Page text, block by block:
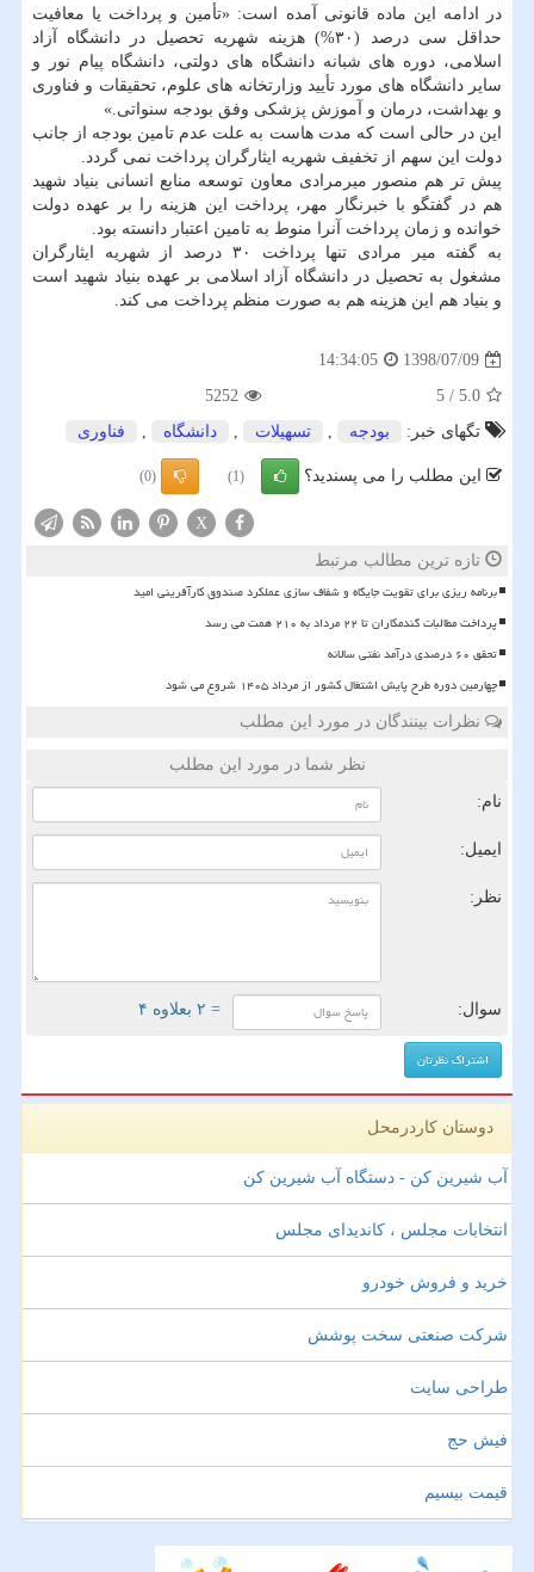
در ادامه این ماده قانونی آمده است: «تأمین و پرداخت یا معافیت
حداقل سی درصد (۳۰%) هزینه شهریه تحصیل در دانشگاه آزاد
اسلامی، دوره های شبانه دانشگاه های دولتی، دانشگاه پیام نور و
سایر دانشگاه های مورد تأیید وزارتخانه های علوم، تحقیقات و فناوری
و بهداشت، درمان و آموزش پزشكی وفق بودجه سنواتی.»
این در حالی است كه مدت هاست به علت عدم تامین بودجه از جانب
دولت این سهم از تخفیف شهریه ایثارگران پرداخت نمی گردد.
پیش تر هم منصور میرمرادی معاون توسعه منابع انسانی بنیاد شهید
هم در گفتگو با خبرنگار مهر، پرداخت این هزینه را بر عهده دولت
خوانده و زمان پرداخت آنرا منوط به تامین اعتبار دانسته بود.
به گفته میر مرادی تنها پرداخت ۳۰ درصد از شهریه ایثارگران
مشغول به تحصیل در دانشگاه آزاد اسلامی بر عهده بنیاد شهید است
و بنیاد هم این هزینه هم به صورت منظم پرداخت می كند.
1398/07/09
14:34:05
5.0
/
5
5252
تگهای خبر:
بودجه , تسهیلات , دانشگاه , فناوری
این مطلب را می پسندید؟ (1)
(0)
X
تازه ترین مطالب مرتبط
برنامه ریزی برای تقویت جایگاه و شفاف سازی عملکرد صندوق کارآفرینی امید
پرداخت مطالبات گندمکاران تا ۲۲ مرداد به ۲۱۰ همت می رسد
تحقق ۶۰ درصدی درآمد نفتی سالانه
چهارمین دوره طرح پایش اشتغال کشور از مرداد ۱۴۰۵ شروع می شود
نظرات بینندگان در مورد این مطلب
نظر شما در مورد این مطلب
نام:
ایمیل:
نظر:
سوال: = ۲ بعلاوه ۴
دوستان کاردرمحل
آب شیرین کن - دستگاه آب شیرین کن
انتخابات مجلس ، کاندیدای مجلس
خرید و فروش خودرو
شرکت صنعتی سخت پوشش
طراحی سایت
فیش حج
قیمت بیسیم